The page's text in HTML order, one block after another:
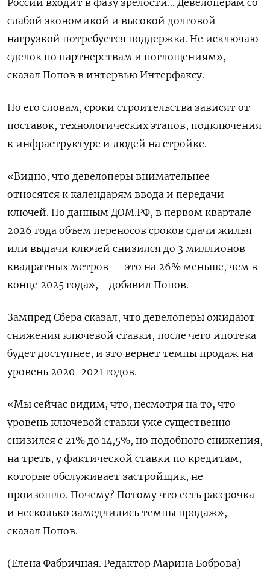
России входит в фазу зрелости... Девелоперам со
слабой экономикой и высокой долговой
нагрузкой потребуется поддержка. Не исключаю
сделок по партнерствам и поглощениям», -
сказал Попов в интервью Интерфаксу.
По его словам, сроки строительства зависят от
поставок, технологических этапов, подключения
​к инфраструктуре и людей на стройке.
«Видно, что девелоперы ⁠внимательнее
относятся к календарям ввода и передачи
ключей. По данным ДОМ.РФ, в первом квартале
2026 года объем переносов сроков сдачи жилья
или выдачи ключей снизился до 3 миллионов
квадратных метров — это на 26% ‌меньше, чем в
конце 2025 года», - добавил Попов.
Зампред Сбера сказал, что девелоперы ожидают
снижения ключевой ставки, после чего ипотека
будет доступнее, и ‌это вернет темпы продаж на
уровень 2020-2021 годов.
«Мы сейчас видим, что, несмотря на то, что
уровень ключевой ставки уже существенно
снизился с 21% до ​14,5%, но подобного снижения,
на треть, у фактической ставки по кредитам,
которые обслуживает застройщик, не
произошло. Почему? Потому ‌что есть рассрочка
и несколько замедлились темпы продаж», -
сказал Попов.
(Елена Фабричная. Редактор Марина Боброва)